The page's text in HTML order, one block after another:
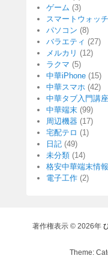
ゲーム (3)
スマートウォッチ
パソコン (8)
バラエティ (27)
メルカリ (12)
ラクマ (5)
中華iPhone (15)
中華スマホ (42)
中華タブ入門講座
中華端末 (99)
周辺機器 (17)
宅配テロ (1)
日記 (49)
未分類 (14)
格安中華端末情報
電子工作 (2)
著作権表示 © 2026年
Theme: